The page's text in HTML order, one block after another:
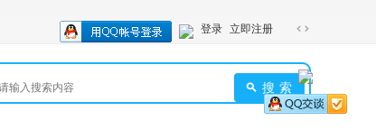
换
到
宽
版
登录 立即注册
搜索